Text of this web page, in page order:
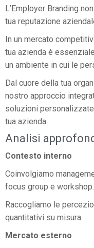
L’Employer Branding
tua reputazione
In un mercato
tua azienda è
un ambiente in cui le
Dal cuore della tua
nostro approccio
soluzioni
tua azienda.
Analisi
Contesto interno
Coinvolgiamo
focus group e workshop.
Raccogliamo le
quantitativi su misura.
Mercato esterno